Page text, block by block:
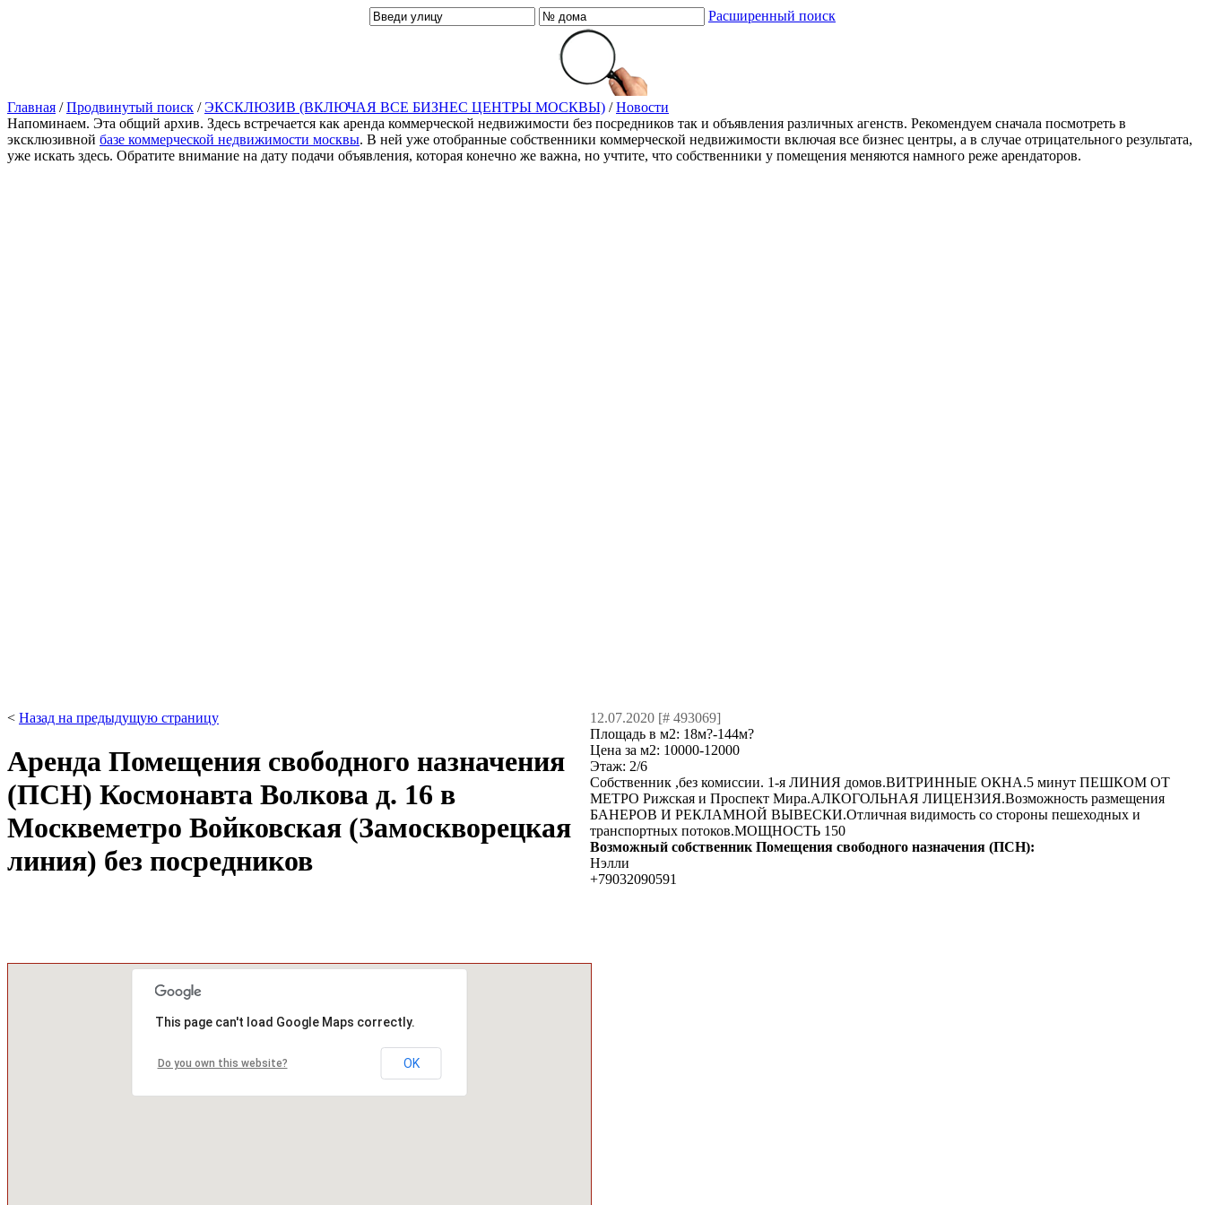
Расширенный поиск
Главная /Продвинутый поиск /ЭКСКЛЮЗИВ (ВКЛЮЧАЯ ВСЕ БИЗНЕС ЦЕНТРЫ МОСКВЫ) /Новости
Напоминаем. Эта общий архив. Здесь встречается как аренда коммерческой недвижимости без посредников так и объявления различных агенств. Рекомендуем сначала посмотреть в
эксклюзивной базе коммерческой недвижимости москвы. В ней уже отобранные собственники коммерческой недвижимости включая все бизнес центры, а в случае отрицательного результата,
уже искать здесь. Обратите внимание на дату подачи объявления, которая конечно же важна, но учтите, что собственники у помещения меняются намного реже арендаторов.
< Назад на предыдущую страницу
Аренда Помещения свободного назначения
(ПСН) Космонавта Волкова д. 16 в
Москвеметро Войковская (Замоскворецкая
линия) без посредников
12.07.2020 [# 493069]
Площадь в м2: 18м?-144м?
Цена за м2: 10000-12000
Этаж: 2/6
Собственник ,без комиссии. 1-я ЛИНИЯ домов.ВИТРИННЫЕ ОКНА.5 минут ПЕШКОМ ОТ
МЕТРО Рижская и Проспект Мира.АЛКОГОЛЬНАЯ ЛИЦЕНЗИЯ.Возможность размещения
БАНЕРОВ И РЕКЛАМНОЙ ВЫВЕСКИ.Отличная видимость со стороны пешеходных и
транспортных потоков.МОЩНОСТЬ 150
Возможный собственник Помещения свободного назначения (ПСН):
Нэлли
+79032090591
This page can't load Google Maps correctly.
Do you own this website? OK